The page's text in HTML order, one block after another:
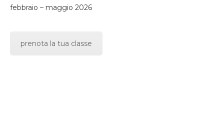
febbraio – maggio 2026
prenota la tua classe